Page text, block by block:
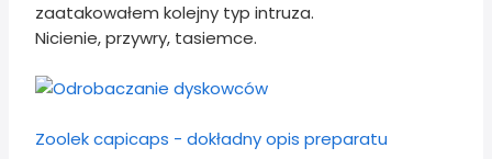
zaatakowałem kolejny typ intruza.
Nicienie, przywry, tasiemce.
Zoolek capicaps - dokładny opis preparatu